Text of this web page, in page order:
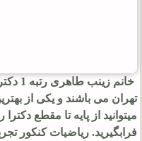
خانم
تهران می باشند و یکی از
میتوانید از پایه تا مقطع
فرابگیرید. ریاضیات کنکور